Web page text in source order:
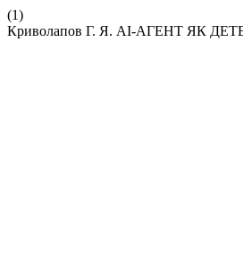
(1)
Криволапов Г. Я. AI-АГЕНТ ЯК